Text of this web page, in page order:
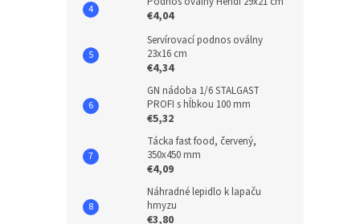
€4,04
Servírovací podnos oválny
23x16 cm
€4,34
GN nádoba 1/6 STALGAST
PROFI s hĺbkou 100 mm
€5,32
Tácka fast food, červený,
350x450 mm
€4,09
Náhradné lepidlo k lapaču
hmyzu
€3,80